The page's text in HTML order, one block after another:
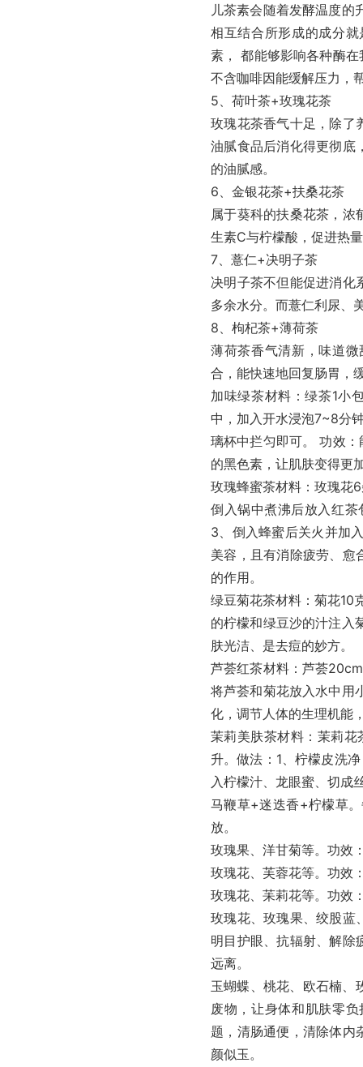
儿茶素会随着发酵温度
相互结合所形成的成分
素， 都能够影响各种酶
不含咖啡因能缓解压力，
5、荷叶茶+玫瑰花茶
玫瑰花茶香气十足，除了
油腻食品后消化得更彻底
的油腻感。
6、金银花茶+扶桑花茶
属于葵科的扶桑花茶，浓
生素C与柠檬酸，促进热
7、薏仁+决明子茶
决明子茶不但能促进消化
多余水分。而薏仁利尿、
8、枸杞茶+薄荷茶
薄荷茶香气清新，味道
合，能快速地回复肠胃，
加味绿茶材料：绿茶1小
中，加入开水浸泡7~8分
璃杯中拦匀即可。 功效
的黑色素，让肌肤变得更
玫瑰蜂蜜茶材料：玫瑰花
倒入锅中煮沸后放入红
3、倒入蜂蜜后关火并加
美容，且有消除疲劳、愈
的作用。
绿豆菊花茶材料：菊花10
的柠檬和绿豆沙的汁注入
肤光洁、是去痘的妙方。
芦荟红茶材料：芦荟
将芦荟和菊花放入水中用
化，调节人体的生理机能
茉莉美肤茶材料：茉莉
升。做法：1、柠檬皮洗
入柠檬汁、龙眼蜜、切成
马鞭草+迷迭香+柠檬草
放。
玫瑰果、洋甘菊等。功效
玫瑰花、芙蓉花等。功效
玫瑰花、苿莉花等。功效
玫瑰花、玫瑰果、绞股蓝
明目护眼、抗辐射、解除
远离。
玉蝴蝶、桃花、欧石楠、
废物，让身体和肌肤零
题，清肠通便，清除体内
颜似玉。